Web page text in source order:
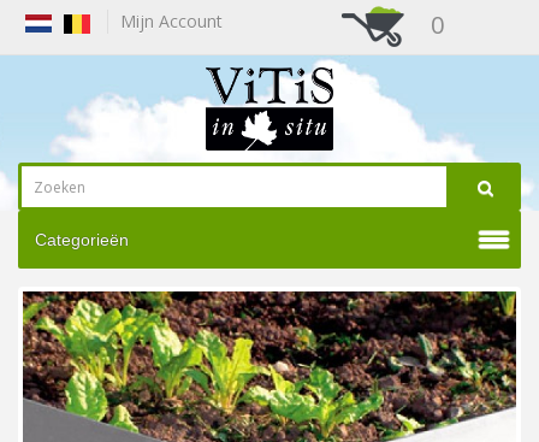
Mijn Account 0
Categorieën